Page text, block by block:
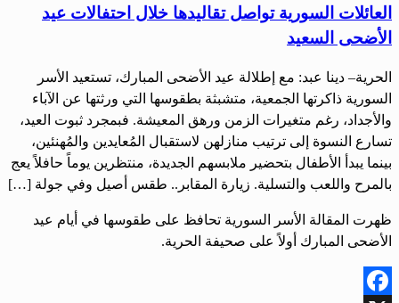
العائلات السورية تواصل تقاليدها خلال احتفالات عيد
الأضحى السعيد
الحرية– دينا عبد: مع إطلالة عيد الأضحى المبارك، تستعيد الأسر
السورية ذاكرتها الجمعية، متشبثة بطقوسها التي ورثتها عن الآباء
والأجداد، رغم متغيرات الزمن ورهق المعيشة. فبمجرد ثبوت العيد،
تسارع النسوة إلى ترتيب منازلهن لاستقبال المُعايدين والمُهنئين،
بينما يبدأ الأطفال بتحضير ملابسهم الجديدة، منتظرين يوماً حافلاً يعج
بالمرح واللعب والتسلية. زيارة المقابر.. طقس أصيل وفي جولة […]
ظهرت المقالة الأسر السورية تحافظ على طقوسها في أيام عيد
الأضحى المبارك أولاً على صحيفة الحرية.